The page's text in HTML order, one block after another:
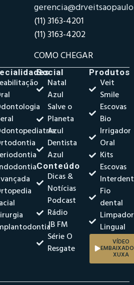
(11) 3163-4201
(11) 3163-4202
COMO CHEGAR
Social
Natal
Azul
Salve o
Planeta
Azul
Dentista
Azul
Conteúdo
Dicas &
Notícias
Podcast
Rádio
JB FM
Série O
Resgate
Produtos
Veit
Smile
Escovas
Bio
Irrigador
Oral
Kits
Escovas
Fio
dental
Limpador
Lingual
VÍDEO
XUXA